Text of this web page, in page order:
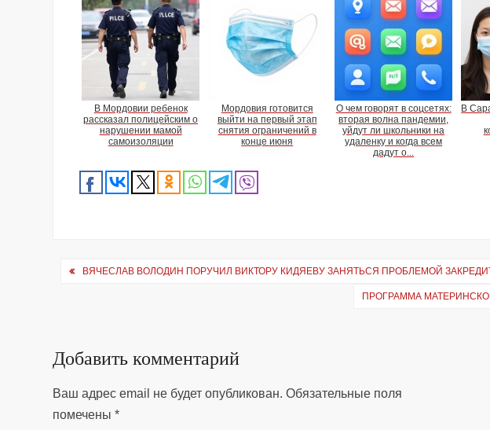
В Мордовии ребенок
рассказал полицейским о
нарушении мамой
самоизоляции
Мордовия готовится
выйти на первый этап
снятия ограничений в
конце июня
О чем говорят в соцсетях:
вторая волна пандемии,
уйдут ли школьники на
удаленку и когда всем
дадут о...
В
Навигация
ВЯЧЕСЛАВ ВОЛОДИН ПОРУЧИЛ ВИКТОРУ КИДЯЕВУ ЗАНЯТЬСЯ ПРОБЛЕМОЙ
ПРОГРАММА
Добавить комментарий
Ваш адрес email не будет опубликован. Обязательные поля
помечены*